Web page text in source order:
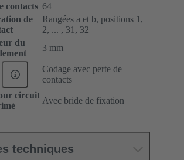
contacts 64
de
Rangées a et b, positions 1,
2, ... , 31, 32
du
3 mm
Codage avec perte de
contacts
circuit
Avec bride de fixation
techniques